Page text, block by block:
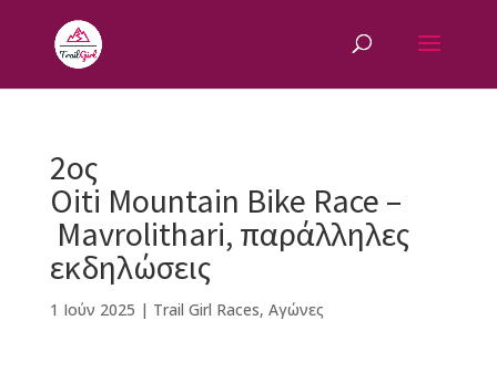
2ος
Oiti Mountain Bike Race –
Mavrolithari, παράλληλες
εκδηλώσεις
1 Ιούν 2025 | Trail Girl Races, Αγώνες